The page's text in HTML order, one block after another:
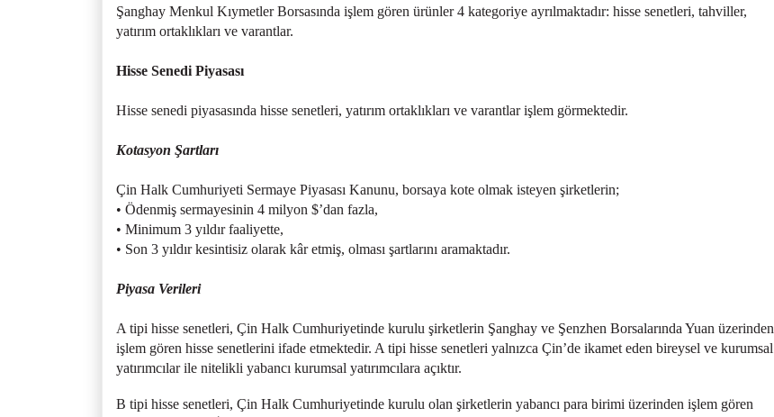
Şanghay Menkul Kıymetler Borsasında işlem gören ürünler 4 kategoriye ayrılmaktadır: hisse senetleri, tahviller,
yatırım ortaklıkları ve varantlar.
Hisse Senedi Piyasası
Hisse senedi piyasasında hisse senetleri, yatırım ortaklıkları ve varantlar işlem görmektedir.
Kotasyon Şartları
Çin Halk Cumhuriyeti Sermaye Piyasası Kanunu, borsaya kote olmak isteyen şirketlerin;
• Ödenmiş sermayesinin 4 milyon $’dan fazla,
• Minimum 3 yıldır faaliyette,
• Son 3 yıldır kesintisiz olarak kâr etmiş, olması şartlarını aramaktadır.
Piyasa Verileri
A tipi hisse senetleri, Çin Halk Cumhuriyetinde kurulu şirketlerin Şanghay ve Şenzhen Borsalarında Yuan üzerinden
işlem gören hisse senetlerini ifade etmektedir. A tipi hisse senetleri yalnızca Çin’de ikamet eden bireysel ve kurumsal
yatırımcılar ile nitelikli yabancı kurumsal yatırımcılara açıktır.
B tipi hisse senetleri, Çin Halk Cumhuriyetinde kurulu olan şirketlerin yabancı para birimi üzerinden işlem gören